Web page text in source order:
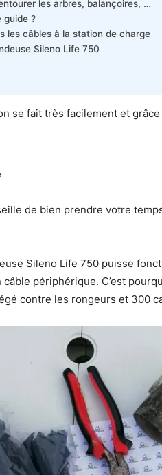
les arbres, balançoires, …
guide ?
les câbles à la station de charge
Sileno Life 750
se fait très facilement et grâce
de bien prendre votre
Sileno Life 750 puisse
périphérique. C’est
contre les rongeurs et 300